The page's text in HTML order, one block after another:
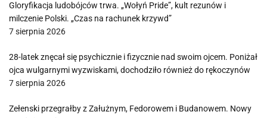
Gloryfikacja ludobójców trwa. „Wołyń Pride”, kult rezunów i
milczenie Polski. „Czas na rachunek krzywd”
7 sierpnia 2026
28-latek znęcał się psychicznie i fizycznie nad swoim ojcem. Poniżał
ojca wulgarnymi wyzwiskami, dochodziło również do rękoczynów
7 sierpnia 2026
Zełenski przegrałby z Załużnym, Fedorowem i Budanowem. Nowy